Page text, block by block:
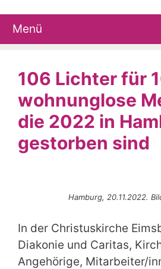
Inhalt
springen
Menü
106 Lichter für
wohnunglose
die 2022 in
gestorben sind
Hamburg, 20.11.2022.
In der Christuskirche
Diakonie und Caritas,
Angehörige, Mitarbeiter/